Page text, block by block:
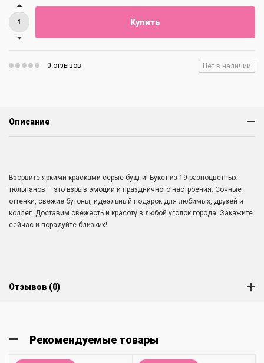
Купить
0 отзывов Нет в наличии
Описание
Взорвите яркими красками серые будни! Букет из 19 разноцветных
тюльпанов – это взрыв эмоций и праздничного настроения. Сочные
оттенки, свежие бутоны, идеальный подарок для любимых, друзей и
коллег. Доставим свежесть и красоту в любой уголок города. Закажите
сейчас и порадуйте близких!
Отзывов (0)
Рекомендуемые товары